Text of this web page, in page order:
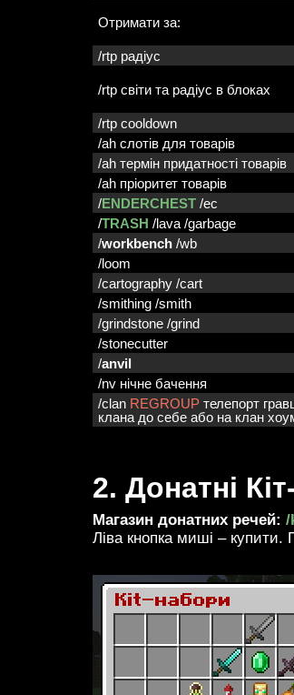
Отримати за:
/rtp радіус
/rtp світи та радіус в блоках
/rtp cooldown
/ah слотів для товарів
/ah термін придатності товарів
/ah пріоритет товарів
/ENDERCHEST /ec
/TRASH /lava /garbage
/workbench /wb
/loom
/cartography /cart
/smithing /smith
/grindstone /grind
/stonecutter
/anvil
/nv нічне бачення
/clan REGROUP телепорт
клана до себе або на клан
2. Донатні
Магазин донатних речей: /
Ліва кнопка миші – купити.